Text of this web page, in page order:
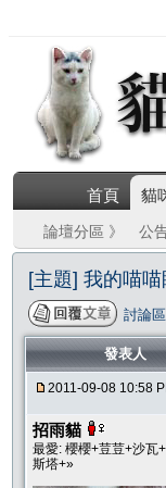
首頁 貓
論壇分區 》 公
[主題] 我的喵
討論
發表人
2011-09-08 10:58
招雨貓
最愛: 櫻櫻+荳荳+沙瓦
斯塔+»